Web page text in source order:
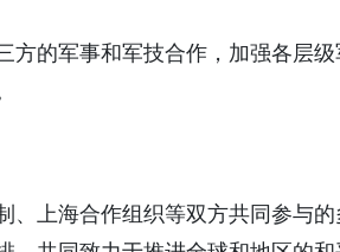
的军事和军技合作，加强各层
上海合作组织等双方共同参与